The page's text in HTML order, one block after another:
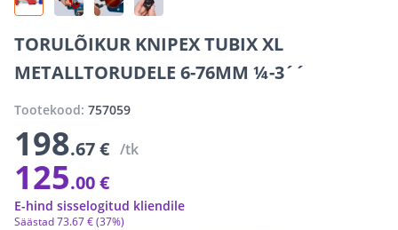
TORULÕIKUR KNIPEX TUBIX XL
METALLTORUDELE 6-76MM ¼-3´´
Tootekood: 757059
198.67 € /tk
125.00 €
Säästad73.67 €(37%)
E-hind sisselogitud kliendile